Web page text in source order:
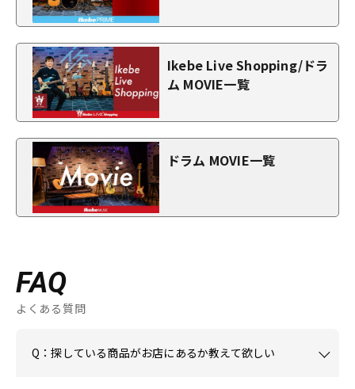
Ikebe Live Shopping/ドラ
ム MOVIE一覧
ドラム MOVIE一覧
FAQ
よくある質問
Q：探している商品がお店にあるか教えて欲しい